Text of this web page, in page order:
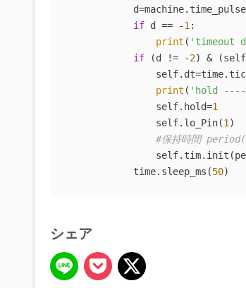
if d == -1 :
print ( 'timeout
if (d != -2) &
print ( 'hold
                self.hold=
1
                self.lo_Pin(
1
#保持時間
            time.sleep_ms(
50
シェア